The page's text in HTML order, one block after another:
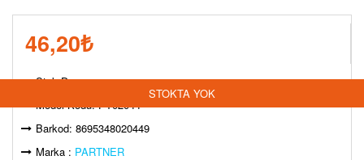
46,20₺
Stok Durumu:
STOKTA YOK
Model Kodu: PT02044
Barkod: 8695348020449
Marka : PARTNER